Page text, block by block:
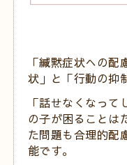
「緘黙症状への
状」と「行動の抑
「話せなくなっ
の子が困ることは
た問題も合理的配
能です。